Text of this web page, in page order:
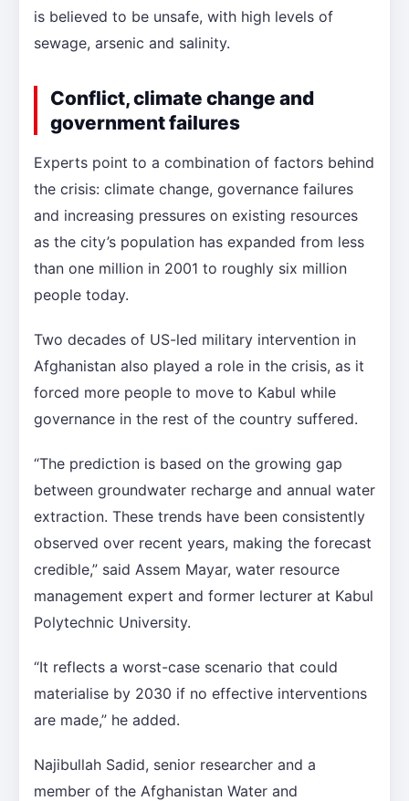
is believed to be unsafe, with high levels of
sewage, arsenic and salinity.
Conflict, climate change and
government failures
Experts point to a combination of factors behind
the crisis: climate change, governance failures
and increasing pressures on existing resources
as the city’s population has expanded from less
than one million in 2001 to roughly six million
people today.
Two decades of US-led military intervention in
Afghanistan also played a role in the crisis, as it
forced more people to move to Kabul while
governance in the rest of the country suffered.
“The prediction is based on the growing gap
between groundwater recharge and annual water
extraction. These trends have been consistently
observed over recent years, making the forecast
credible,” said Assem Mayar, water resource
management expert and former lecturer at Kabul
Polytechnic University.
“It reflects a worst-case scenario that could
materialise by 2030 if no effective interventions
are made,” he added.
Najibullah Sadid, senior researcher and a
member of the Afghanistan Water and